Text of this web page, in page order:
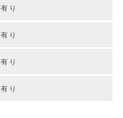
有り
有り
有り
有り